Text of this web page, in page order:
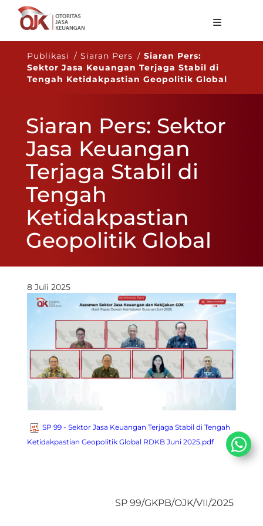
Tentang OJK
Fungsi Utama
Regulasi
Statistik
Layanan
Karir
ID
Publikasi / Siaran Pers /Siaran Pers:
Sektor Jasa Keuangan Terjaga Stabil di
Tengah Ketidakpastian Geopolitik Global
Siaran Pers: Sektor
Jasa Keuangan
Terjaga Stabil di
Tengah
Ketidakpastian
Geopolitik Global
8 Juli 2025
SP 99 - Sektor Jasa Keuangan Terjaga Stabil di Tengah
Ketidakpastian Geopolitik Global RDKB Juni 2025.pdf
SP 99/GKPB/OJK/VII/2025